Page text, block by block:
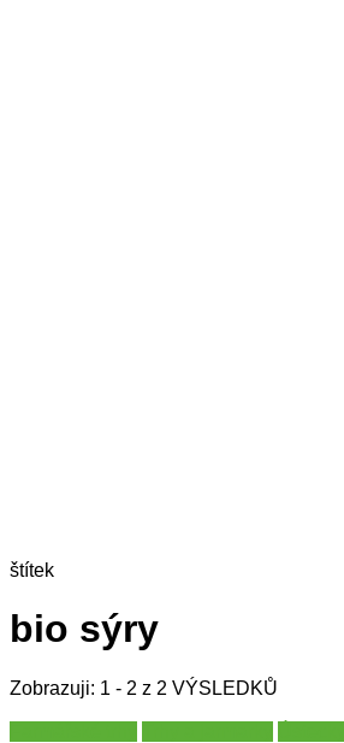
štítek
bio sýry
Zobrazuji: 1 - 2 z 2 VÝSLEDKŮ